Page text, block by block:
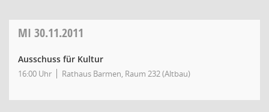
MI 30.11.2011
Ausschuss für Kultur
16:00 Uhr Rathaus Barmen, Raum 232 (Altbau)